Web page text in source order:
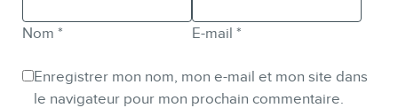
Nom * E-mail *
Enregistrer mon nom, mon e-mail et mon site dans
le navigateur pour mon prochain commentaire.